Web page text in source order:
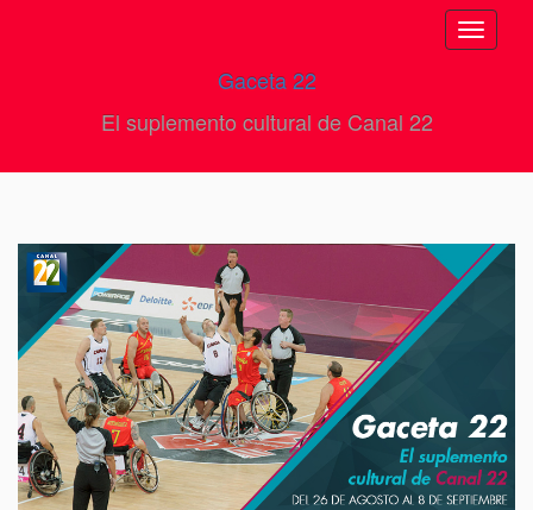
Toggle
Gaceta 22
El suplemento cultural de Canal 22